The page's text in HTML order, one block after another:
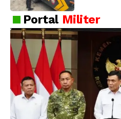
Portal Militer